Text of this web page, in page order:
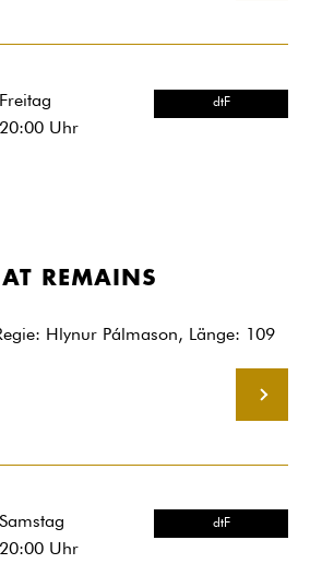
Freitag
20:00Uhr
dtF
REMAINS
Hlynur Pálmason, Länge: 109
Samstag
20:00Uhr
dtF